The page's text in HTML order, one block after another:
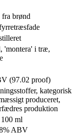
brønd
'montera' i træ,
(97.02 proof)
kategorisk
produceret,
produktion
ml
ABV